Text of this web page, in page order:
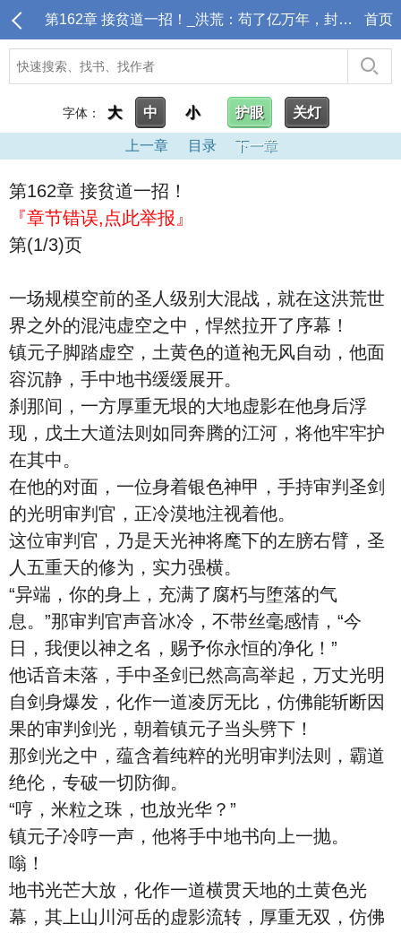
第162章 接贫道一招！_洪荒：苟了亿万年，封神点名清算 首页
字体： 大 中 小 护眼 关灯
上一章 目录 下一章
第162章 接贫道一招！
『章节错误,点此举报』
第(1/3)页
一场规模空前的圣人级别大混战，就在这洪荒世
界之外的混沌虚空之中，悍然拉开了序幕！
镇元子脚踏虚空，土黄色的道袍无风自动，他面
容沉静，手中地书缓缓展开。
刹那间，一方厚重无垠的大地虚影在他身后浮
现，戊土大道法则如同奔腾的江河，将他牢牢护
在其中。
在他的对面，一位身着银色神甲，手持审判圣剑
的光明审判官，正冷漠地注视着他。
这位审判官，乃是天光神将麾下的左膀右臂，圣
人五重天的修为，实力强横。
“异端，你的身上，充满了腐朽与堕落的气
息。”那审判官声音冰冷，不带丝毫感情，“今
日，我便以神之名，赐予你永恒的净化！”
他话音未落，手中圣剑已然高高举起，万丈光明
自剑身爆发，化作一道凌厉无比，仿佛能斩断因
果的审判剑光，朝着镇元子当头劈下！
那剑光之中，蕴含着纯粹的光明审判法则，霸道
绝伦，专破一切防御。
“哼，米粒之珠，也放光华？”
镇元子冷哼一声，他将手中地书向上一抛。
嗡！
地书光芒大放，化作一道横贯天地的土黄色光
幕，其上山川河岳的虚影流转，厚重无双，仿佛